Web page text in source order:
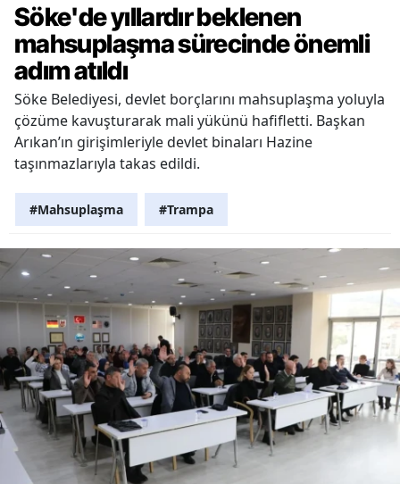
Söke'de yıllardır beklenen
mahsuplaşma sürecinde önemli
adım atıldı
Söke Belediyesi, devlet borçlarını mahsuplaşma yoluyla
çözüme kavuşturarak mali yükünü hafifletti. Başkan
Arıkan’ın girişimleriyle devlet binaları Hazine
taşınmazlarıyla takas edildi.
#Mahsuplaşma #Trampa